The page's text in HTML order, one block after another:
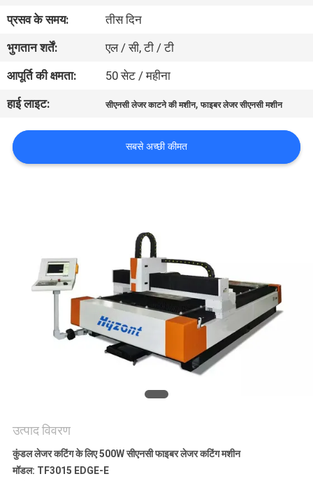
गुणवत्ता
नियंत्रण
एक
उद्धरण
का
अनुरोध
गोपनीयता
प्रसव के समय:
तीस दिन
भुगतान शर्तें:
एल / सी, टी / टी
आपूर्ति की क्षमता:
50 सेट / महीना
हाई लाइट:
सीएनसी लेजर काटने की मशीन,फाइबर लेजर सीएनसी मशीन
सबसे अच्छी कीमत
उत्पाद विवरण
कुंडल लेजर कटिंग के लिए 500W सीएनसी फाइबर लेजर कटिंग मशीन
मॉडल: TF3015 EDGE-E